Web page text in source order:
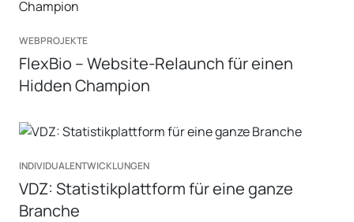
WEBPROJEKTE
FlexBio – Website-Relaunch für einen
Hidden Champion
INDIVIDUALENTWICKLUNGEN
VDZ: Statistikplattform für eine ganze
Branche